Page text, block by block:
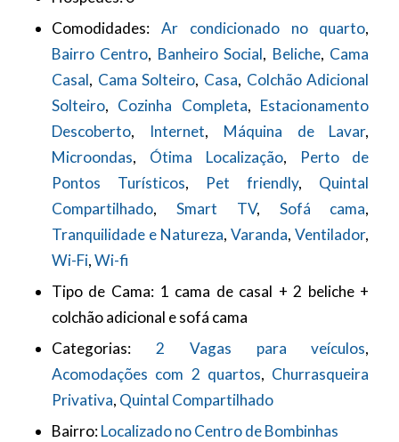
Comodidades:
Ar condicionado no quarto,
Bairro Centro, Banheiro Social, Beliche, Cama
Casal, Cama Solteiro, Casa, Colchão Adicional
Solteiro, Cozinha Completa, Estacionamento
Descoberto, Internet, Máquina de Lavar,
Microondas, Ótima Localização,
Perto de
Pontos Turísticos, Pet friendly, Quintal
Compartilhado, Smart TV, Sofá cama,
Tranquilidade e Natureza,Varanda,Ventilador,
Wi-Fi,Wi-fi
Tipo de Cama:1 cama de casal + 2 beliche +
colchão adicional e sofá cama
Categorias:
2 Vagas para veículos,
Acomodações com 2 quartos, Churrasqueira
Privativa, Quintal Compartilhado
Bairro:Localizado no Centro de Bombinhas